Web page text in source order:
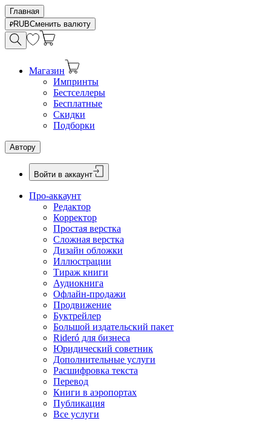
Главная
RUBСменить валюту
Магазин
Импринты
Бестселлеры
Бесплатные
Скидки
Подборки
Автору
Войти в аккаунт
Про-аккаунт
Редактор
Корректор
Простая верстка
Сложная верстка
Дизайн обложки
Иллюстрации
Тираж книги
Аудиокнига
Офлайн-продажи
Продвижение
Буктрейлер
Большой издательский пакет
Rideró для бизнеса
Юридический советник
Дополнительные услуги
Расшифровка текста
Перевод
Книги в аэропортах
Публикация
Все услуги